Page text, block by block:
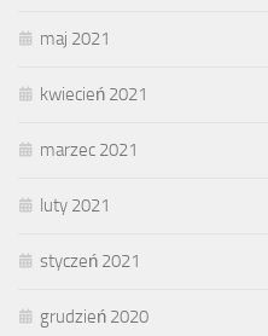
maj 2021
kwiecień 2021
marzec 2021
luty 2021
styczeń 2021
grudzień 2020